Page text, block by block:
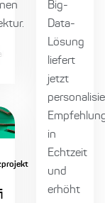
Produktentwicklung
Big-
Data-
Lösung
liefert
jetzt
in
Echtzeit
und
erhöht